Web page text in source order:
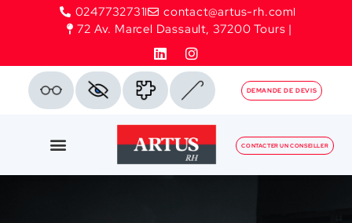
0247732731
contact@artus-rh.com
72 Av. Marcel Dassault, 37200 Tours |
DEMANDE DE DEVIS
CONTACTER UN CONSEILLER